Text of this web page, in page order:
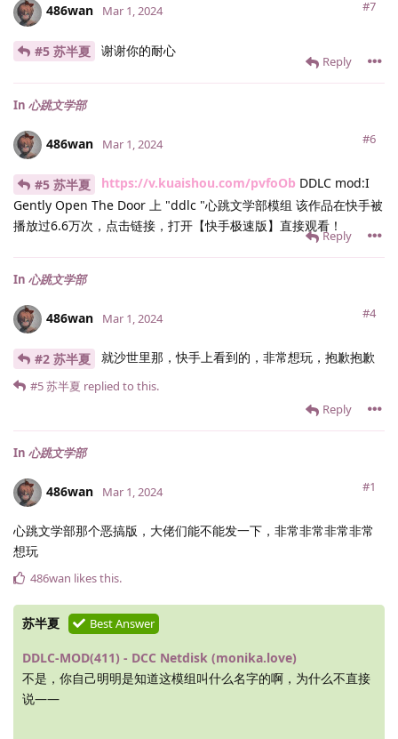
486wan #7
Mar 1, 2024
#5 苏半夏 谢谢你的耐心
Reply
In 心跳文学部
486wan #6
Mar 1, 2024
#5 苏半夏 https://v.kuaishou.com/pvfoOb DDLC mod:I
Gently Open The Door 上 "ddlc "心跳文学部模组 该作品在快手被
播放过6.6万次，点击链接，打开【快手极速版】直接观看！
Reply
In 心跳文学部
486wan #4
Mar 1, 2024
#2 苏半夏 就沙世里那，快手上看到的，非常想玩，抱歉抱歉
Reply
#5苏半夏 replied to this.
In 心跳文学部
486wan #1
Mar 1, 2024
心跳文学部那个恶搞版，大佬们能不能发一下，非常非常非常非常
想玩
486wan likes this.
苏半夏 Best Answer
DDLC-MOD(411) - DCC Netdisk (monika.love)
不是，你自己明明是知道这模组叫什么名字的啊，为什么不直接
说——